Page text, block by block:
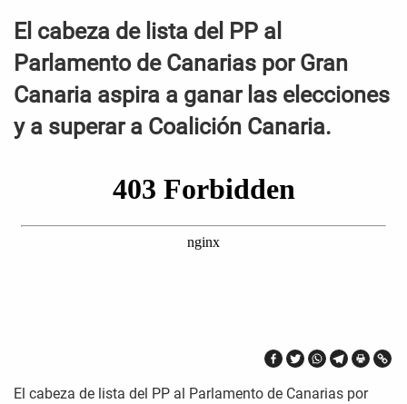
El cabeza de lista del PP al
Parlamento de Canarias por Gran
Canaria aspira a ganar las elecciones
y a superar a Coalición Canaria.
El cabeza de lista del PP al Parlamento de Canarias por